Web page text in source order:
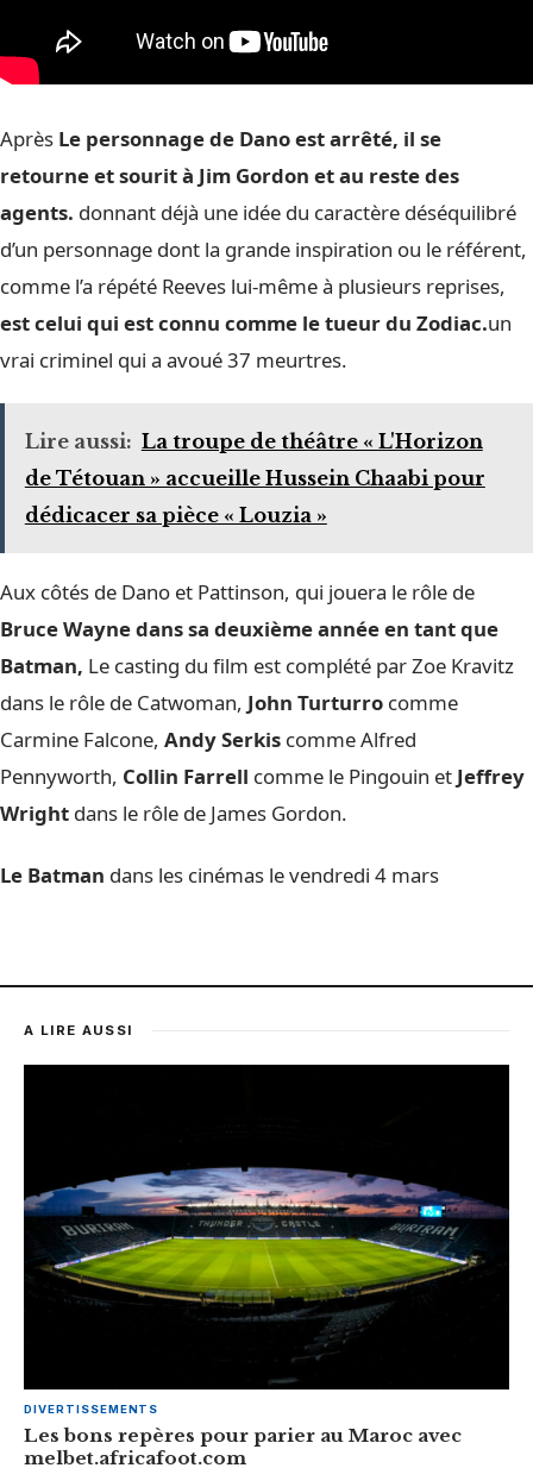
Après Le personnage de Dano est arrêté, il se
retourne et sourit à Jim Gordon et au reste des
agents. donnant déjà une idée du caractère déséquilibré
d’un personnage dont la grande inspiration ou le référent,
comme l’a répété Reeves lui-même à plusieurs reprises,
est celui qui est connu comme le tueur du Zodiac.un
vrai criminel qui a avoué 37 meurtres.
Lire aussi: La troupe de théâtre « L'Horizon
de Tétouan » accueille Hussein Chaabi pour
dédicacer sa pièce « Louzia »
Aux côtés de Dano et Pattinson, qui jouera le rôle de
Bruce Wayne dans sa deuxième année en tant que
Batman, Le casting du film est complété par Zoe Kravitz
dans le rôle de Catwoman, John Turturro comme
Carmine Falcone, Andy Serkis comme Alfred
Pennyworth, Collin Farrell comme le Pingouin et Jeffrey
Wright dans le rôle de James Gordon.
Le Batman dans les cinémas le vendredi 4 mars
A LIRE AUSSI
DIVERTISSEMENTS
Les bons repères pour parier au Maroc avec
melbet.africafoot.com